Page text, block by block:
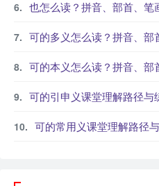
也怎么读？拼音、部首、笔
可的多义怎么读？拼音、部
可的本义怎么读？拼音、部
可的引申义课堂理解路径与
可的常用义课堂理解路径